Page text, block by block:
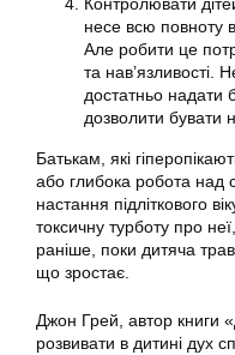
Контролювати
несе всю повноту
Але робити це
та нав’язливості.
достатньо надати
дозволити бувати
Батькам, які
або глибока робота
настання підліткового
токсичну турботу про
раніше, поки дитяча
що зростає.
Джон Грей, автор книги
розвивати в дитині дух